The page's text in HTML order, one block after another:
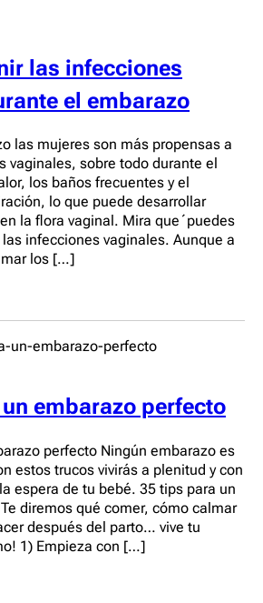
las infecciones
el embarazo
las mujeres son más propensas a
vaginales, sobre todo durante el
los baños frecuentes y el
lo que puede desarrollar
la flora vaginal. Mira que´puedes
infecciones vaginales. Aunque a
los […]
embarazo perfecto
perfecto Ningún embarazo es
estos trucos vivirás a plenitud y con
espera de tu bebé. 35 tips para un
diremos qué comer, cómo calmar
después del parto… vive tu
1) Empieza con […]